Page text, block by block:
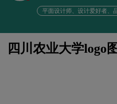
平面设计师、设计爱好者、
四川农业大学logo